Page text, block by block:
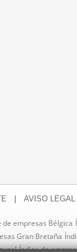
| AVISO
de empresas Bélgica
Gran Bretaña
Índice de